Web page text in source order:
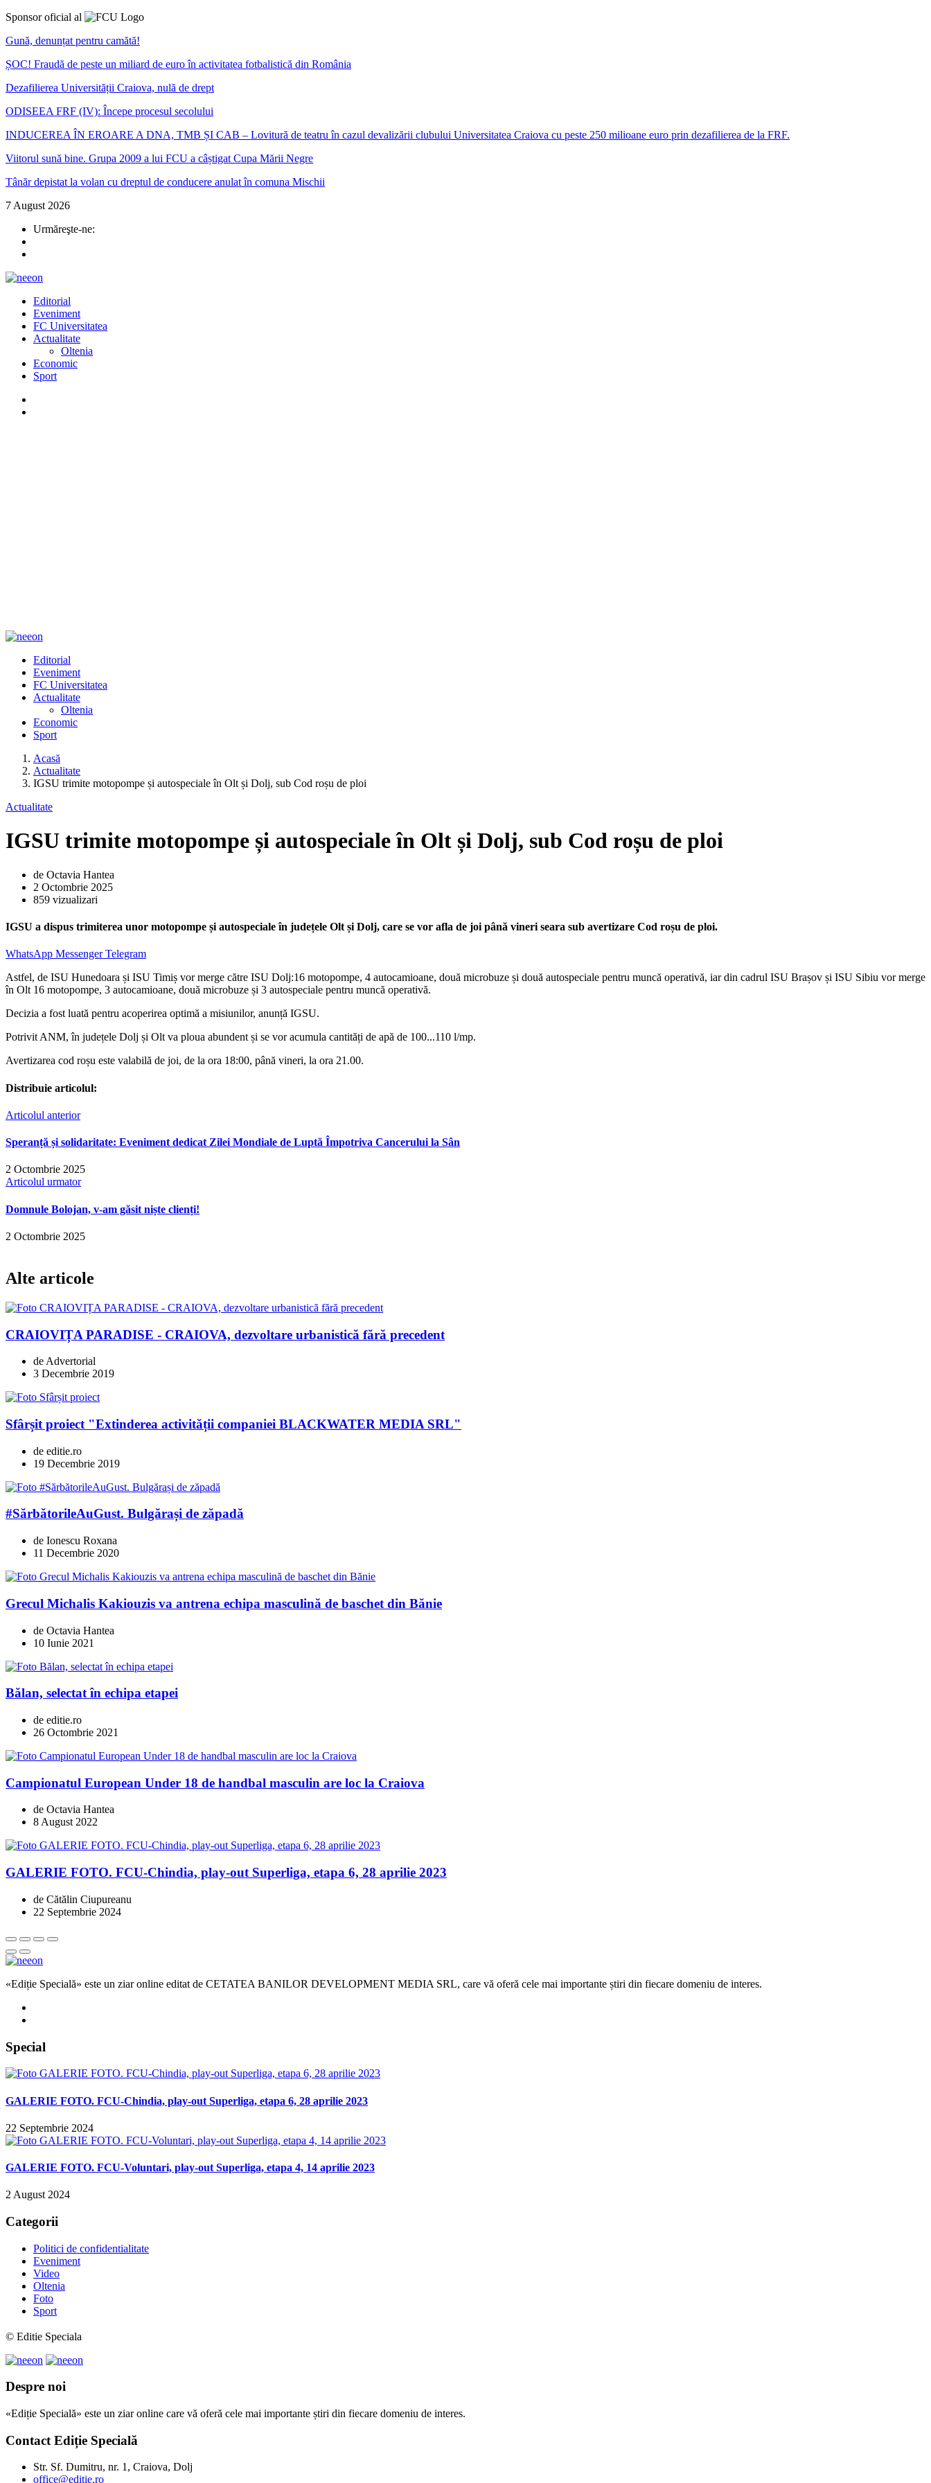
Sponsor oficial al
Gună, denunțat pentru camătă!
ȘOC! Fraudă de peste un miliard de euro în activitatea fotbalistică din România
Dezafilierea Universității Craiova, nulă de drept
ODISEEA FRF (IV): Începe procesul secolului
INDUCEREA ÎN EROARE A DNA, TMB ȘI CAB – Lovitură de teatru în cazul devalizării clubului Universitatea Craiova cu peste 250 milioane euro prin dezafilierea de la FRF.
Viitorul sună bine. Grupa 2009 a lui FCU a câștigat Cupa Mării Negre
Tânăr depistat la volan cu dreptul de conducere anulat în comuna Mischii
7 August 2026
Urmăreşte-ne:
Editorial
Eveniment
FC Universitatea
Actualitate
Oltenia
Economic
Sport
Editorial
Eveniment
FC Universitatea
Actualitate
Oltenia
Economic
Sport
Acasă
Actualitate
IGSU trimite motopompe și autospeciale în Olt și Dolj, sub Cod roșu de ploi
Actualitate
IGSU trimite motopompe și autospeciale în Olt și Dolj, sub Cod roșu de ploi
de Octavia Hantea
2 Octombrie 2025
859 vizualizari
IGSU a dispus trimiterea unor motopompe și autospeciale în județele Olt și Dolj, care se vor afla de joi până vineri seara sub avertizare Cod roșu de ploi.
WhatsApp MessengerTelegram
Astfel, de ISU Hunedoara și ISU Timiș vor merge către ISU Dolj:16 motopompe, 4 autocamioane, două microbuze și două autospeciale pentru muncă operativă, iar din cadrul ISU Brașov și ISU Sibiu vor merge
în Olt 16 motopompe, 3 autocamioane, două microbuze și 3 autospeciale pentru muncă operativă.
Decizia a fost luată pentru acoperirea optimă a misiunilor, anunță IGSU.
Potrivit ANM, în județele Dolj și Olt va ploua abundent și se vor acumula cantități de apă de 100...110 l/mp.
Avertizarea cod roșu este valabilă de joi, de la ora 18:00, până vineri, la ora 21.00.
Distribuie articolul:
Articolul anterior
Speranță și solidaritate: Eveniment dedicat Zilei Mondiale de Luptă Împotriva Cancerului la Sân
2 Octombrie 2025
Articolul urmator
Domnule Bolojan, v-am găsit niște clienți!
2 Octombrie 2025
Alte articole
CRAIOVIȚA PARADISE - CRAIOVA, dezvoltare urbanistică fără precedent
de Advertorial
3 Decembrie 2019
Sfârșit proiect "Extinderea activității companiei BLACKWATER MEDIA SRL"
de editie.ro
19 Decembrie 2019
#SărbătorileAuGust. Bulgărași de zăpadă
de Ionescu Roxana
11 Decembrie 2020
Grecul Michalis Kakiouzis va antrena echipa masculină de baschet din Bănie
de Octavia Hantea
10 Iunie 2021
Bălan, selectat în echipa etapei
de editie.ro
26 Octombrie 2021
Campionatul European Under 18 de handbal masculin are loc la Craiova
de Octavia Hantea
8 August 2022
GALERIE FOTO. FCU-Chindia, play-out Superliga, etapa 6, 28 aprilie 2023
de Cătălin Ciupureanu
22 Septembrie 2024
«Ediție Specială» este un ziar online editat de CETATEA BANILOR DEVELOPMENT MEDIA SRL, care vă oferă cele mai importante știri din fiecare domeniu de interes.
Special
GALERIE FOTO. FCU-Chindia, play-out Superliga, etapa 6, 28 aprilie 2023
22 Septembrie 2024
GALERIE FOTO. FCU-Voluntari, play-out Superliga, etapa 4, 14 aprilie 2023
2 August 2024
Categorii
Politici de confidentialitate
Eveniment
Video
Oltenia
Foto
Sport
© Editie Speciala
Despre noi
«Ediție Specială» este un ziar online care vă oferă cele mai importante știri din fiecare domeniu de interes.
Contact Ediție Specială
Str. Sf. Dumitru, nr. 1, Craiova, Dolj
office@editie.ro